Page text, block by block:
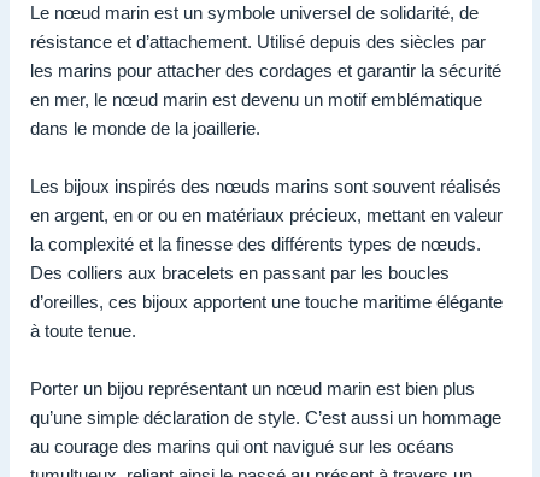
Le nœud marin est un symbole universel de solidarité, de
résistance et d’attachement. Utilisé depuis des siècles par
les marins pour attacher des cordages et garantir la sécurité
en mer, le nœud marin est devenu un motif emblématique
dans le monde de la joaillerie.
Les bijoux inspirés des nœuds marins sont souvent réalisés
en argent, en or ou en matériaux précieux, mettant en valeur
la complexité et la finesse des différents types de nœuds.
Des colliers aux bracelets en passant par les boucles
d’oreilles, ces bijoux apportent une touche maritime élégante
à toute tenue.
Porter un bijou représentant un nœud marin est bien plus
qu’une simple déclaration de style. C’est aussi un hommage
au courage des marins qui ont navigué sur les océans